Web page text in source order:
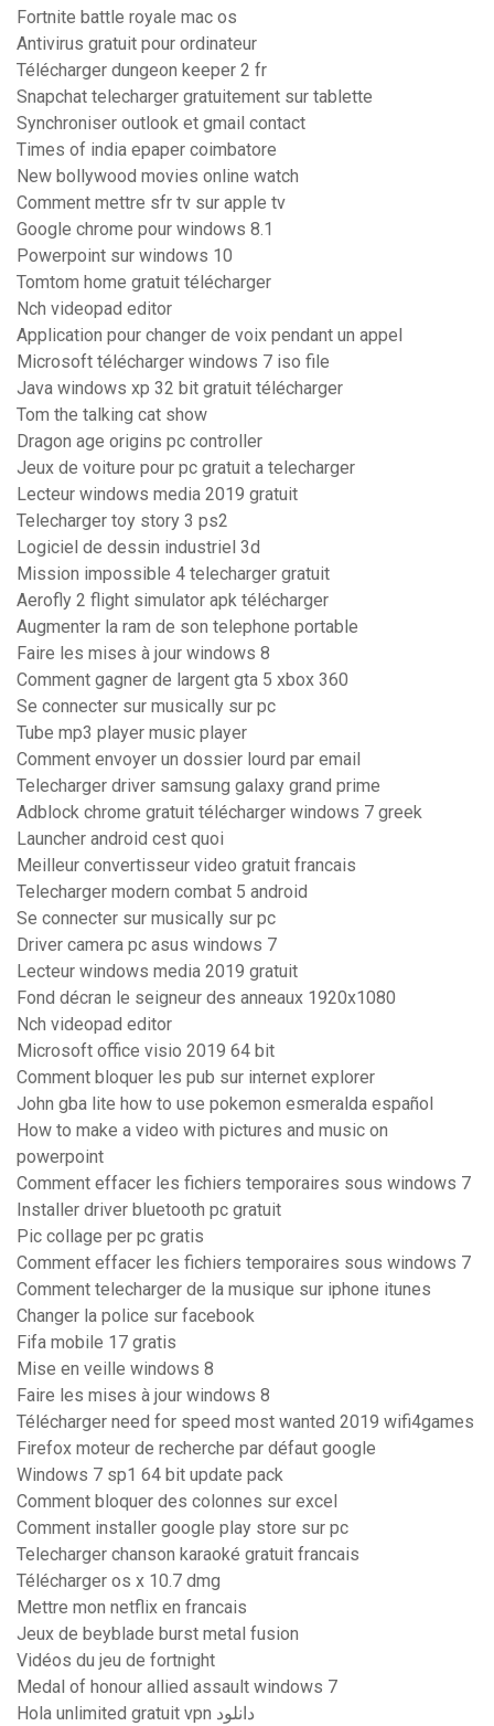
Fortnite battle royale mac os
Antivirus gratuit pour ordinateur
Télécharger dungeon keeper 2 fr
Snapchat telecharger gratuitement sur tablette
Synchroniser outlook et gmail contact
Times of india epaper coimbatore
New bollywood movies online watch
Comment mettre sfr tv sur apple tv
Google chrome pour windows 8.1
Powerpoint sur windows 10
Tomtom home gratuit télécharger
Nch videopad editor
Application pour changer de voix pendant un appel
Microsoft télécharger windows 7 iso file
Java windows xp 32 bit gratuit télécharger
Tom the talking cat show
Dragon age origins pc controller
Jeux de voiture pour pc gratuit a telecharger
Lecteur windows media 2019 gratuit
Telecharger toy story 3 ps2
Logiciel de dessin industriel 3d
Mission impossible 4 telecharger gratuit
Aerofly 2 flight simulator apk télécharger
Augmenter la ram de son telephone portable
Faire les mises à jour windows 8
Comment gagner de largent gta 5 xbox 360
Se connecter sur musically sur pc
Tube mp3 player music player
Comment envoyer un dossier lourd par email
Telecharger driver samsung galaxy grand prime
Adblock chrome gratuit télécharger windows 7 greek
Launcher android cest quoi
Meilleur convertisseur video gratuit francais
Telecharger modern combat 5 android
Se connecter sur musically sur pc
Driver camera pc asus windows 7
Lecteur windows media 2019 gratuit
Fond décran le seigneur des anneaux 1920x1080
Nch videopad editor
Microsoft office visio 2019 64 bit
Comment bloquer les pub sur internet explorer
John gba lite how to use pokemon esmeralda español
How to make a video with pictures and music on
powerpoint
Comment effacer les fichiers temporaires sous windows 7
Installer driver bluetooth pc gratuit
Pic collage per pc gratis
Comment effacer les fichiers temporaires sous windows 7
Comment telecharger de la musique sur iphone itunes
Changer la police sur facebook
Fifa mobile 17 gratis
Mise en veille windows 8
Faire les mises à jour windows 8
Télécharger need for speed most wanted 2019 wifi4games
Firefox moteur de recherche par défaut google
Windows 7 sp1 64 bit update pack
Comment bloquer des colonnes sur excel
Comment installer google play store sur pc
Telecharger chanson karaoké gratuit francais
Télécharger os x 10.7 dmg
Mettre mon netflix en francais
Jeux de beyblade burst metal fusion
Vidéos du jeu de fortnight
Medal of honour allied assault windows 7
Hola unlimited gratuit vpn دانلود